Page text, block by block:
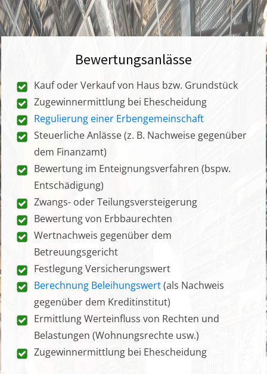
Bewertungsanlässe
Kauf oder Verkauf von Haus bzw. Grundstück
Zugewinnermittlung bei Ehescheidung
Regulierung einer Erbengemeinschaft
Steuerliche Anlässe (z. B. Nachweise gegenüber
dem Finanzamt)
Bewertung im Enteignungsverfahren (bspw.
Entschädigung)
Zwangs- oder Teilungsversteigerung
Bewertung von Erbbaurechten
Wertnachweis gegenüber dem
Betreuungsgericht
Festlegung Versicherungswert
Berechnung Beleihungswert(als Nachweis
gegenüber dem Kreditinstitut)
Ermittlung Werteinfluss von Rechten und
Belastungen (Wohnungsrechte usw.)
Zugewinnermittlung bei Ehescheidung